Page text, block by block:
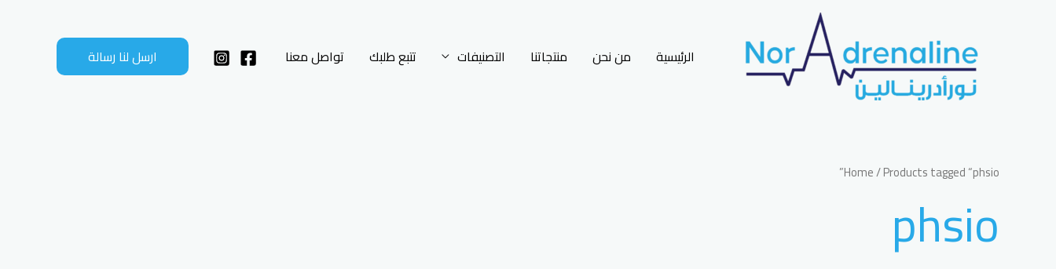
الرئيسية من نحن منتجاتنا التصنيفات تتبع طلبك تواصل معنا ارسل لنا رسالة
Home/ Products tagged “phsio”
phsio